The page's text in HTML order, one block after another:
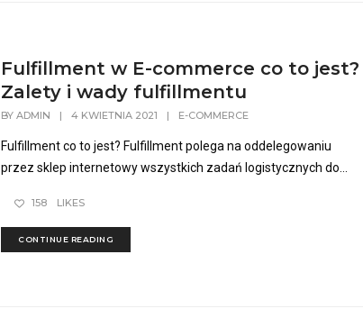
Fulfillment w E-commerce co to jest?
Zalety i wady fulfillmentu
BYADMIN | 4 KWIETNIA 2021 | E-COMMERCE
Fulfillment co to jest? Fulfillment polega na oddelegowaniu
przez sklep internetowy wszystkich zadań logistycznych do...
158 LIKES
CONTINUE READING